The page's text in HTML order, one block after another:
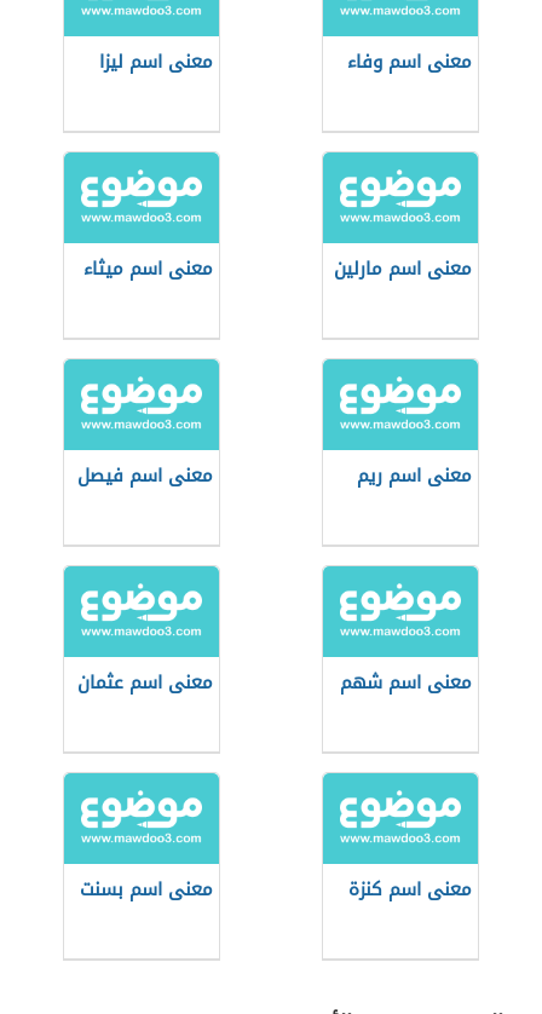
معنى اسم وفاء معنى اسم ليزا
معنى اسم مارلين معنى اسم ميثاء
معنى اسم ريم معنى اسم فيصل
معنى اسم شهم معنى اسم عثمان
معنى اسم كنزة معنى اسم بسنت